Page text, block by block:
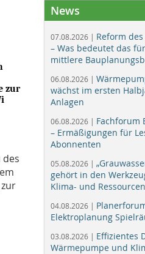
zur
des
News
07.08.2026 | Reform
– Was bedeutet das
mittlere
06.08.2026 |
wächst im ersten
Anlagen
06.08.2026 | Fachforum
– Ermäßigungen für
Abonnenten
05.08.2026 |
gehört in den
Klima- und
04.08.2026 |
Elektroplanung
03.08.2026 | Effizientes
Wärmepumpe und